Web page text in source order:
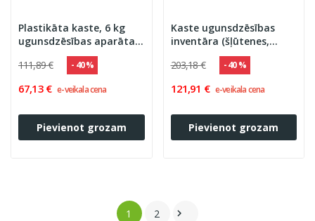
Plastikāta kaste, 6 kg
ugunsdzēsības aparāta
izvietošanai,
640x250x145 (ar
111,89 € - 40 %
67,13 € e-veikala cena
Pievienot grozam
Kaste ugunsdzēsības
inventāra (šļūtenes,
ugunsdzēsības aparāta)
uzglabāšanai,
203,18 € - 40 %
121,91 € e-veikala cena
Pievienot grozam
1 2 